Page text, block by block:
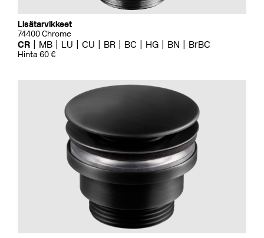
Lisätarvikkeet
74400 Chrome
CR MB LU CU BR BC HG BN BrBC
Hinta 60 €